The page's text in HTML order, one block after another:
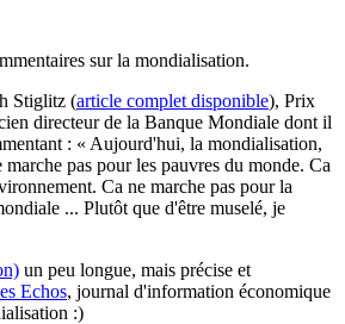
sur la mondialisation.
Stiglitz (article complet disponible), Prix
directeur de la Banque Mondiale dont il
: « Aujourd'hui, la mondialisation,
marche pas pour les pauvres du monde. Ca
Ca ne marche pas pour la
... Plutôt que d'être muselé, je
un peu longue, mais précise et
Echos, journal d'information économique
:)